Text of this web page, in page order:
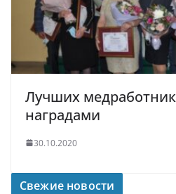
Лучших
наградами
30.10.2020
Свежие новости